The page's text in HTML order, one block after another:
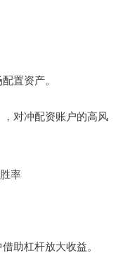
置资产。
对冲配资账户的高风
率
助杠杆放大收益。